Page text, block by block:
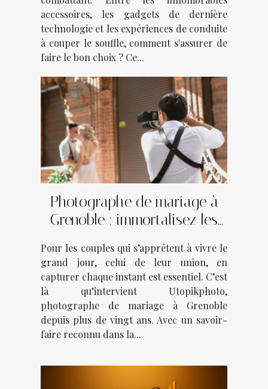
accessoires, les gadgets de dernière
technologie et les expériences de conduite
à couper le souffle, comment s'assurer de
faire le bon choix ? Ce...
Photographe de mariage à
Grenoble : immortalisez les
Utopikphoto !
Pour les couples qui s’apprêtent à vivre le
grand jour, celui de leur union, en
capturer chaque instant est essentiel. C’est
là qu’intervient Utopikphoto,
photographe de mariage à Grenoble
depuis plus de vingt ans. Avec un savoir-
faire reconnu dans la...